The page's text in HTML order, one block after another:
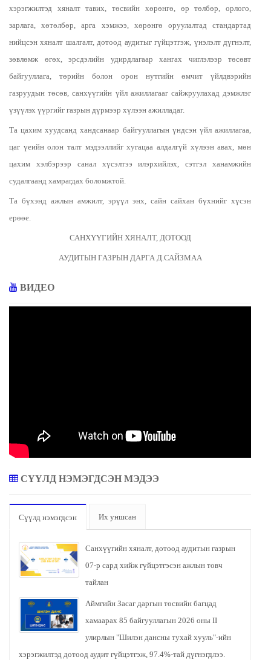
хэрэгжилтэд хяналт тавих, төсвийн хөрөнгө, өр төлбөр, орлого,
зарлага, хөтөлбөр, арга хэмжээ, хөрөнгө оруулалтад стандартад
нийцсэн хяналт шалгалт, дотоод аудитыг гүйцэтгэж, үнэлэлт дүгнэлт,
зөвлөмж өгөх, эрсдэлийн удирдлагаар хангах чиглэлээр төсөвт
байгууллага, төрийн болон орон нутгийн өмчит үйлдвэрийн
газруудын төсөв, санхүүгийн үйл ажиллагааг сайжруулахад дэмжлэг
үзүүлэх үүргийг газрын дүрмээр хүлээн ажилладаг.
Та цахим хуудсанд хандсанаар байгууллагын үндсэн үйл ажиллагаа,
цаг үеийн олон талт мэдээллийг хугацаа алдалгүй хүлээн авах, мөн
цахим хэлбэрээр санал хүсэлтээ илэрхийлэх, сэтгэл ханамжийн
судалгаанд хамрагдах боломжтой.
Та бүхэнд ажлын амжилт, эрүүл энх, сайн сайхан бүхнийг хүсэн
ерөөе.
САНХҮҮГИЙН ХЯНАЛТ, ДОТООД
АУДИТЫН ГАЗРЫН ДАРГА Д.САЙЗМАА
ВИДЕО
СҮҮЛД НЭМЭГДСЭН МЭДЭЭ
Сүүлд нэмэгдсэн Их уншсан
Санхүүгийн хяналт, дотоод аудитын газрын
07-р сард хийж гүйцэтгэсэн ажлын товч
тайлан
Аймгийн Засаг даргын төсвийн багцад
хамаарах 85 байгууллагын 2026 оны II
улирлын "Шилэн дансны тухай хууль"-ийн
хэрэгжилтэд дотоод аудит гүйцэтгэж, 97.4%-тай дүгнэгдлээ.